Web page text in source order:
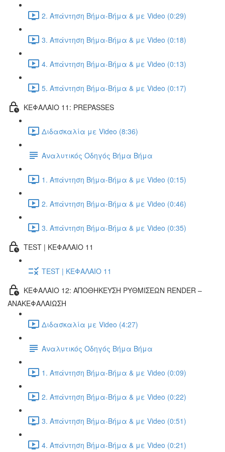
2. Απάντηση Βήμα-Βήμα & με Video (0:29)
3. Απάντηση Βήμα-Βήμα & με Video (0:18)
4. Απάντηση Βήμα-Βήμα & με Video (0:13)
5. Απάντηση Βήμα-Βήμα & με Video (0:17)
ΚΕΦΑΛΑΙΟ 11: PREPASSES
Διδασκαλία με Video (8:36)
Αναλυτικός Οδηγός Βήμα Βήμα
1. Απάντηση Βήμα-Βήμα & με Video (0:15)
2. Απάντηση Βήμα-Βήμα & με Video (0:46)
3. Απάντηση Βήμα-Βήμα & με Video (0:35)
TEST | ΚΕΦΑΛΑΙΟ 11
TEST | ΚΕΦΑΛΑΙΟ 11
ΚΕΦΑΛΑΙΟ 12: ΑΠΟΘΗΚΕΥΣΗ ΡΥΘΜΙΣΕΩΝ RENDER –
ΑΝΑΚΕΦΑΛΑΙΩΣΗ
Διδασκαλία με Video (4:27)
Αναλυτικός Οδηγός Βήμα Βήμα
1. Απάντηση Βήμα-Βήμα & με Video (0:09)
2. Απάντηση Βήμα-Βήμα & με Video (0:22)
3. Απάντηση Βήμα-Βήμα & με Video (0:51)
4. Απάντηση Βήμα-Βήμα & με Video (0:21)